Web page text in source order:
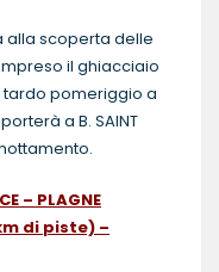
alla scoperta delle
il ghiacciaio
tardo pomeriggio a
a B. SAINT
– PLAGNE
di piste) –